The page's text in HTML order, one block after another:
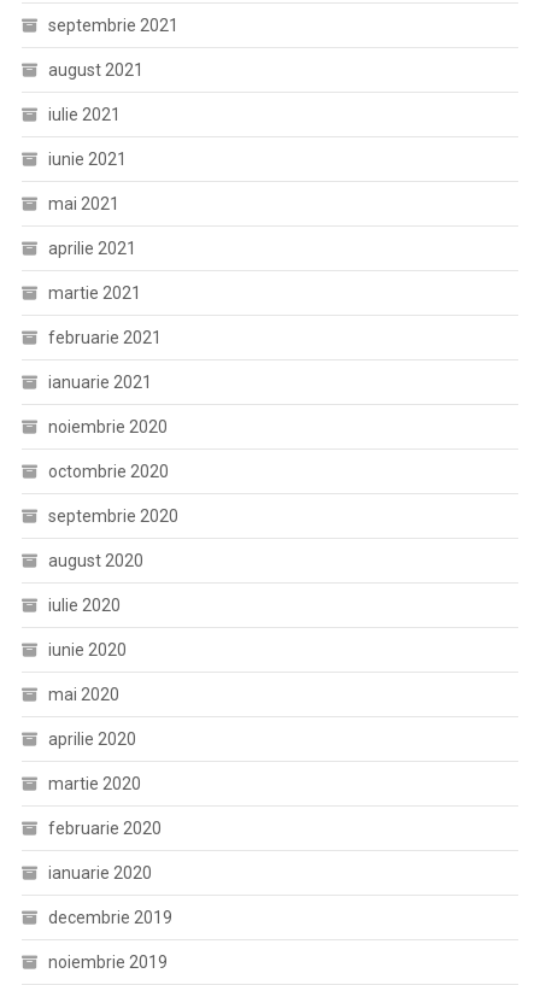
septembrie 2021
august 2021
iulie 2021
iunie 2021
mai 2021
aprilie 2021
martie 2021
februarie 2021
ianuarie 2021
noiembrie 2020
octombrie 2020
septembrie 2020
august 2020
iulie 2020
iunie 2020
mai 2020
aprilie 2020
martie 2020
februarie 2020
ianuarie 2020
decembrie 2019
noiembrie 2019